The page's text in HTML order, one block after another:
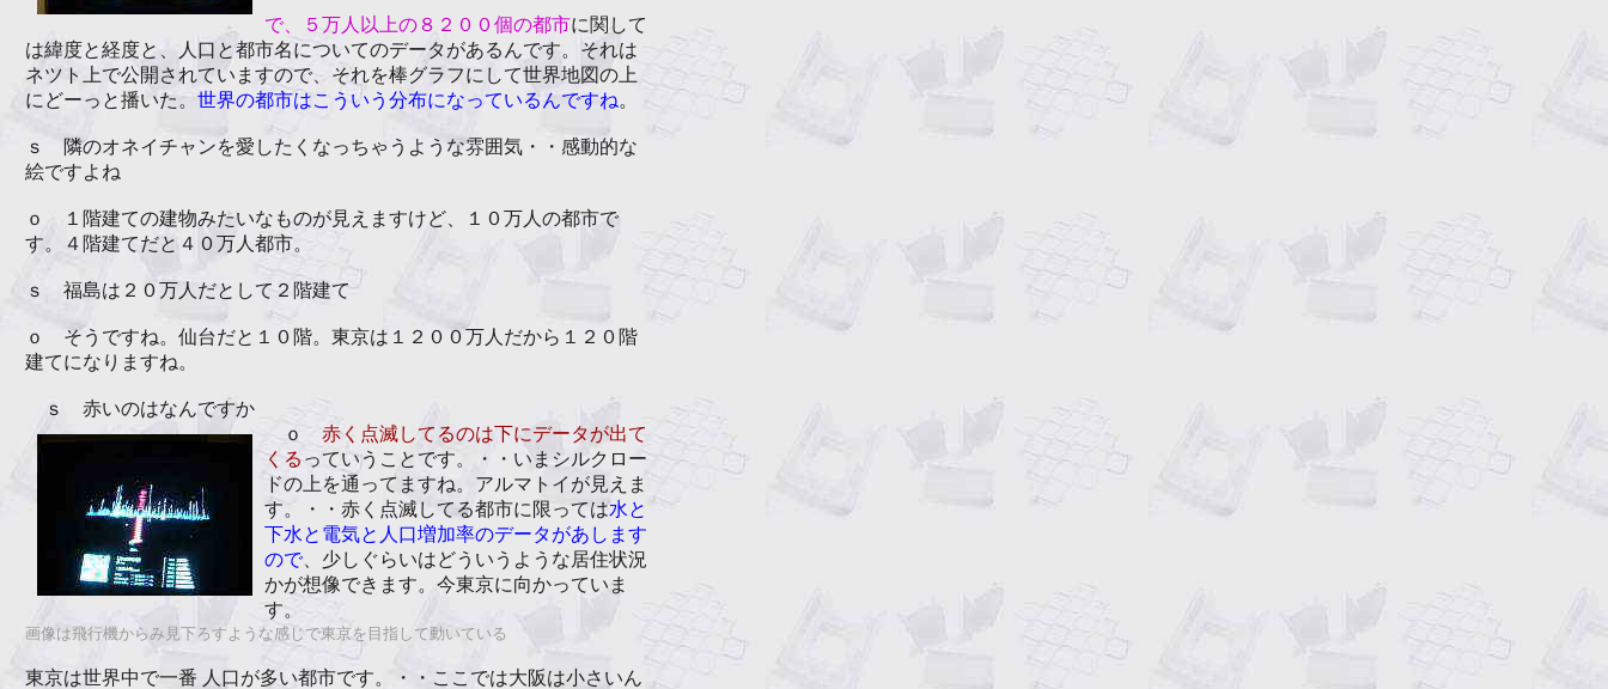
で、５万人以上の８２００個の都市に関して
は緯度と経度と、人口と都市名についてのデータがあるんです。それは
ネツト上で公開されていますので、それを棒グラフにして世界地図の上
にどーっと播いた。 世界の都市はこういう分布になっているんですね。
ｓ 隣のオネイチャンを愛したくなっちゃうような雰囲気・・感動的な
絵ですよね
ｏ １階建ての建物みたいなものが見えますけど、１０万人の都市で
す。４階建てだと４０万人都市。
ｓ 福島は２０万人だとして２階建て
ｏ そうですね。仙台だと１０階。東京は１２００万人だから１２０階
建てになりますね。
ｓ 赤いのはなんですか
ｏ 赤く点滅してるのは下にデータが出て
くるっていうことです。・・いまシルクロー
ドの上を通ってますね。アルマトイが見えま
す。・・赤く点滅してる都市に限っては水と
下水と電気と人口増加率のデータがあします
ので、少しぐらいはどういうような居住状況
かが想像できます。今東京に向かっていま
す。
画像は飛行機からみ見下ろすような感じで東京を目指して動いている
東京は世界中で一番 人口が多い都市です。・・ここでは大阪は小さいん